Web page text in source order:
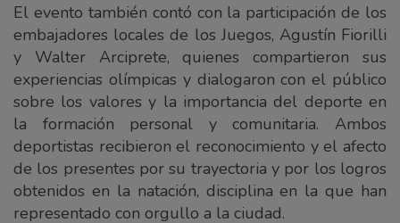
El evento también contó con la participación de los
embajadores locales de los Juegos, Agustín Fiorilli
y Walter Arciprete, quienes compartieron sus
experiencias olímpicas y dialogaron con el público
sobre los valores y la importancia del deporte en
la formación personal y comunitaria. Ambos
deportistas recibieron el reconocimiento y el afecto
de los presentes por su trayectoria y por los logros
obtenidos en la natación, disciplina en la que han
representado con orgullo a la ciudad.